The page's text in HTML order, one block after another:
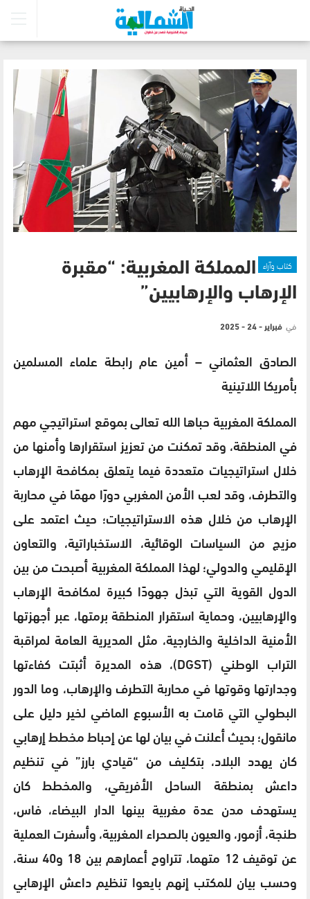
كتاب وآراء المملكة المغربية: “مقبرة
الإرهاب والإرهابيين”
في فبراير - 24 - 2025
الصادق العثماني – أمين عام رابطة علماء المسلمين
بأمريكا اللاتينية
المملكة المغربية حباها الله تعالى بموقع استراتيجي مهم
في المنطقة، وقد تمكنت من تعزيز استقرارها وأمنها من
خلال استراتيجيات متعددة فيما يتعلق بمكافحة الإرهاب
والتطرف، وقد لعب الأمن المغربي دورًا مهمًا في محاربة
الإرهاب من خلال هذه الاستراتيجيات؛ حيث اعتمد على
مزيج من السياسات الوقائية، الاستخباراتية، والتعاون
الإقليمي والدولي؛ لهذا المملكة المغربية أصبحت من بين
الدول القوية التي تبذل جهودًا كبيرة لمكافحة الإرهاب
والإرهابيين، وحماية استقرار المنطقة برمتها، عبر أجهزتها
الأمنية الداخلية والخارجية، مثل المديرية العامة لمراقبة
التراب الوطني (DGST)، هذه المديرة أثبتت كفاءتها
وجدارتها وقوتها في محاربة التطرف والإرهاب، وما الدور
البطولي التي قامت به الأسبوع الماضي لخير دليل على
مانقول؛ بحيث أعلنت في بيان لها عن إحباط مخطط إرهابي
كان يهدد البلاد، بتكليف من “قيادي بارز” في تنظيم
داعش بمنطقة الساحل الأفريقي، والمخطط كان
يستهدف مدن عدة مغربية بينها الدار البيضاء، فاس،
طنجة، أزمور، والعيون بالصحراء المغربية، وأسفرت العملية
عن توقيف 12 متهما، تتراوح أعمارهم بين 18 و40 سنة،
وحسب بيان للمكتب إنهم بايعوا تنظيم داعش الإرهابي